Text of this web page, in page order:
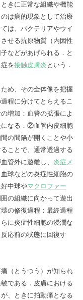
きに正常な組織や機能
は病的現象として治療
は、バクテリアやウイ
せる抗原物質（内因性
などがあげられる．と
を接触皮膚炎 という．
め、その全体像を把握
程に分けてとらえるこ
増加：血管の拡張によ
になる．②血管内皮細胞
の間隔が開くことや小
ことで、通常透過する
管外に遊離し、 炎症メ
球などの炎症性細胞の
中球やマクロファー
の組織に向かって遊出
の修復過程：最終過程
に炎症性細胞の浸潤な
応前の状態に回復す
（とうつう）が知られ
である．皮膚における
、ときに拍動痛となる